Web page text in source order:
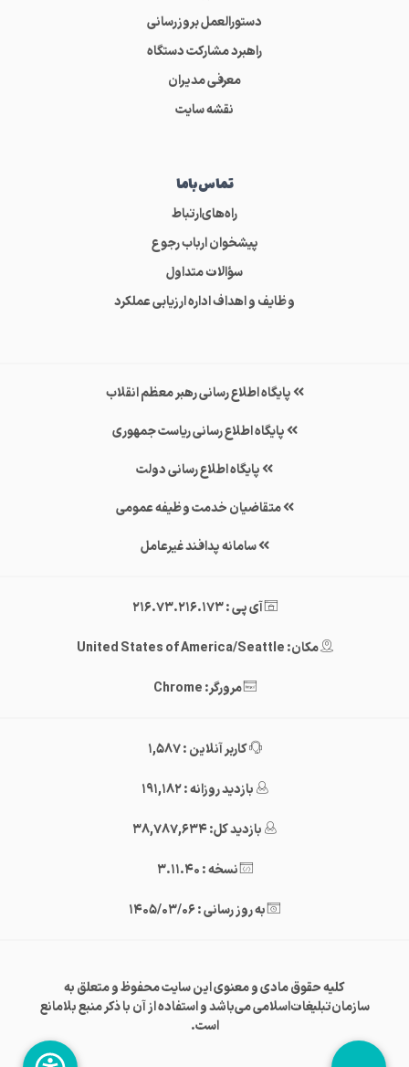
دستورالعمل بروزرسانی
راهبرد مشارکت دستگاه
معرفی مدیران
نقشه سایت
تماس‌باما
راه‌های‌ارتباط
پیشخوان ارباب رجوع
سؤالات متداول
وظایف و اهداف اداره ارزیابی عملکرد
پایگاه اطلاع رسانی رهبر معظم انقلاب
پایگاه اطلاع رسانی ریاست جمهوری
پایگاه اطلاع رسانی دولت
متقاضیان خدمت وظیفه عمومی
سامانه پدافند غیرعامل
آی پی : 216.73.216.173
مکان: United States of America/Seattle
مرورگر: Chrome
کاربر آنلاین : 1,587
بازدید روزانه : 191,182
بازدید کل: 38,787,634
نسخه : 3.11.40
به روز رسانی : 1405/03/06
کلیه حقوق مادی و معنوی این سایت محفوظ و متعلق به
سازمان‌تبلیغات‌اسلامی می‌باشد و استفاده از آن با ذکر منبع بلامانع
است.